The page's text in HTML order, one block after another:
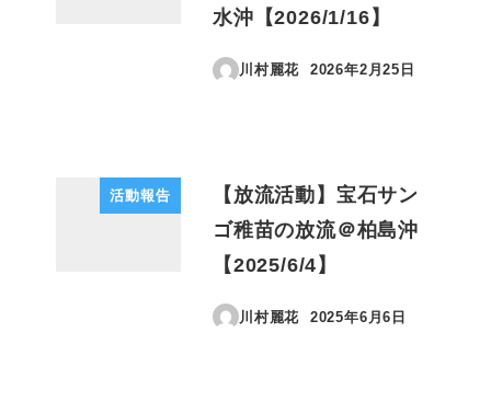
水沖【2026/1/16】
川村麗花
投稿日
2026年2月25日
活動報告
【放流活動】宝石サン
ゴ稚苗の放流＠柏島沖
【2025/6/4】
川村麗花
投稿日
2025年6月6日